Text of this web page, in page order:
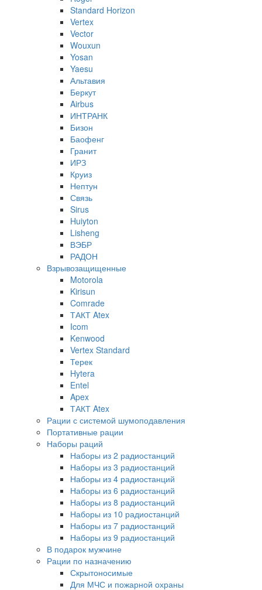
Standard Horizon
Vertex
Vector
Wouxun
Yosan
Yaesu
Альтавия
Беркут
Airbus
ИНТРАНК
Бизон
Баофенг
Гранит
ИРЗ
Круиз
Нептун
Связь
Sirus
Huiyton
Lisheng
ВЭБР
РАДОН
Взрывозащищенные
Motorola
Kirisun
Comrade
ТАКТ Atex
Icom
Kenwood
Vertex Standard
Терек
Hytera
Entel
Apex
ТАКТ Atex
Рации с системой шумоподавления
Портативные рации
Наборы раций
Наборы из 2 радиостанций
Наборы из 3 радиостанций
Наборы из 4 радиостанций
Наборы из 6 радиостанций
Наборы из 8 радиостанций
Наборы из 10 радиостанций
Наборы из 7 радиостанций
Наборы из 9 радиостанций
В подарок мужчине
Рации по назначению
Скрытоносимые
Для МЧС и пожарной охраны